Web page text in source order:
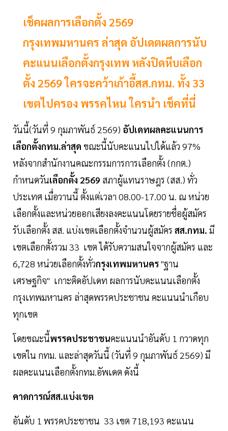
เช็คผลการเลือกตั้ง 2569
กรุงเทพมหานคร ล่าสุด อัปเดตผลการนับ
คะแนนเลือกตั้งกรุงเทพ หลังปิดหีบเลือก
ตั้ง 2569 ใครจะคว้าเก้าอี้สส.กทม. ทั้ง 33
เขตไปครอง พรรคไหน ใครนำ เช็คที่นี่
วันนี้(วันที่ 9 กุมภาพันธ์ 2569) อัปเดทผลคะแนนการ
เลือกตั้งกทม.ล่าสุด ขณะนี้นับคะแนนไปได้แล้ว 97%
หลังจากสำนักงานคณะกรรมการการเลือกตั้ง (กกต.)
กำหนดวันเลือกตั้ง 2569 สภาผู้แทนราษฎร (สส.) ทั่ว
ประเทศ เมื่อวานนี้ ตั้งแต่เวลา 08.00-17.00 น. ณ หน่วย
เลือกตั้งและหน่วยออกเสียงลงคะแนนโดยรายชื่อผู้สมัคร
รับเลือกตั้ง สส. แบ่งเขตเลือกตั้งจำนวนผู้สมัคร สส.กทม. มี
เขตเลือกตั้งรวม 33 เขต ได้รับความสนใจจากผู้สมัคร และ
6,728 หน่วยเลือกตั้งทั่วกรุงเทพมหานคร"ฐาน
เศรษฐกิจ" เกาะติดอัปเดท ผลการนับคะแนนเลือกตั้ง
กรุงเทพมหานคร ล่าสุดพรรคประชาชน คะแนนนำเกือบ
ทุกเขต
โดยขณะนี้พรรคประชาชนคะแนนนำอันดับ 1 กวาดทุก
เขตใน กทม. และล่าสุดวันนี้ (วันที่ 9 กุมภาพันธ์ 2569) มี
ผลคะแนนเลือกตั้งกทม.อัพเดต ดังนี้
คาดการณ์สส.แบ่งเขต
อันดับ 1 พรรคประชาชน 33 เขต 718,193 คะแนน